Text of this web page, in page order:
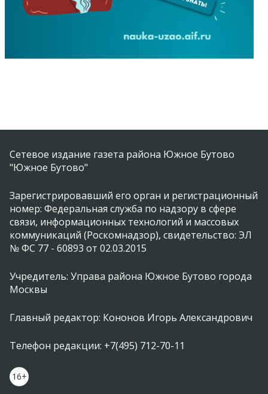
Сетевое издание газета района Южное Бутово
"Южное Бутово"
Зарегистрировавший его орган и регистрационный
номер: Федеральная служба по надзору в сфере
связи, информационных технологий и массовых
коммуникаций (Роскомнадзор), свидетельство: ЭЛ
№ ФС 77 - 60893 от 02.03.2015
Учредитель: Управа района Южное Бутово города
Москвы
Главный редактор: Кононов Игорь Александрович
Телефон редакции: +7(495) 712-70-11
16+